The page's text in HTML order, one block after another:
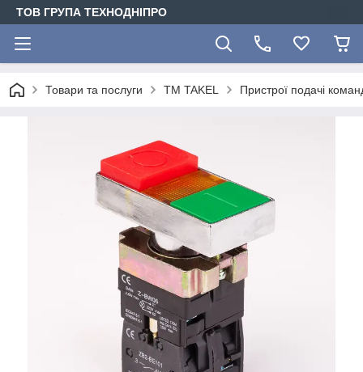
ТОВ ГРУПА ТЕХНОДНІПРО
Товари та послуги TM TAKEL Пристрої подачі